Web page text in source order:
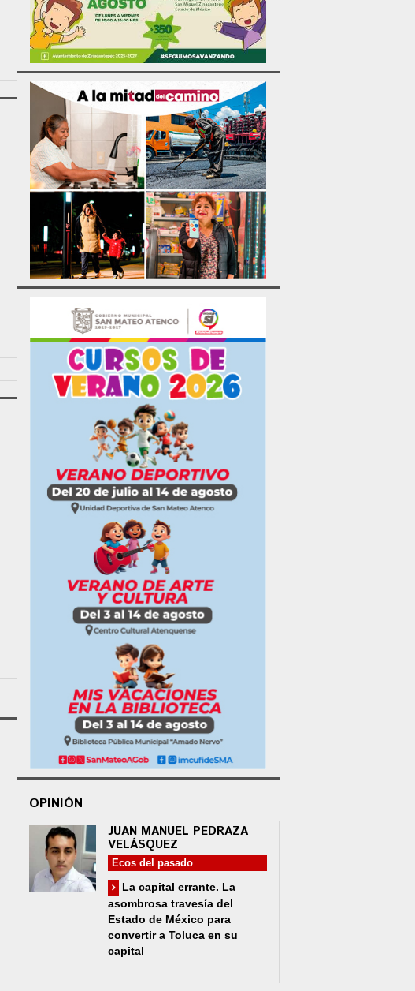
OPINIÓN
JUAN MANUEL PEDRAZA
VELÁSQUEZ
Ecos del pasado
La capital errante. La
asombrosa travesía del
Estado de México para
convertir a Toluca en su
capital